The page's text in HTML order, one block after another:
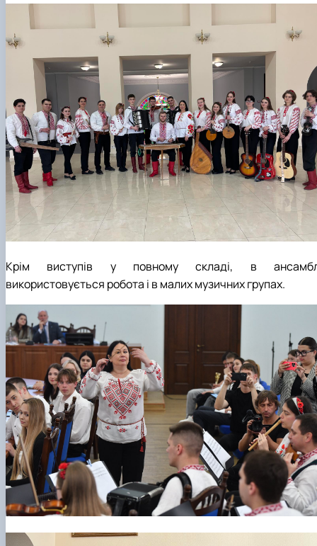
Гурток "Декоративна флористика"
Прес-студія "Ідеал"
Інструментальний ансамбль "Дивосвіт"
Мистецька студія "Вовняні мрії"
Тріо "ТоНіка"
Крім виступів у повному складі, в
використовується робота і в малих музичних групах.